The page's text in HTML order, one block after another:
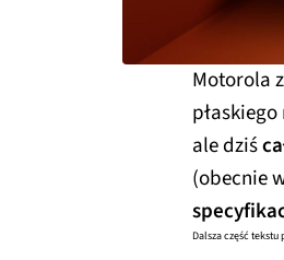
Motorola
ale dziś
(obecnie
Dalsza część tekstu